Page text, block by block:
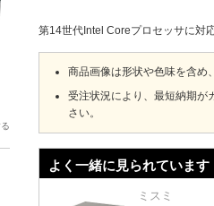
第14世代Intel Coreプロセッサに対
商品画像は形状や色味を含め
受注状況により、最短納期が
さい。
よく一緒に見られています
ミスミ